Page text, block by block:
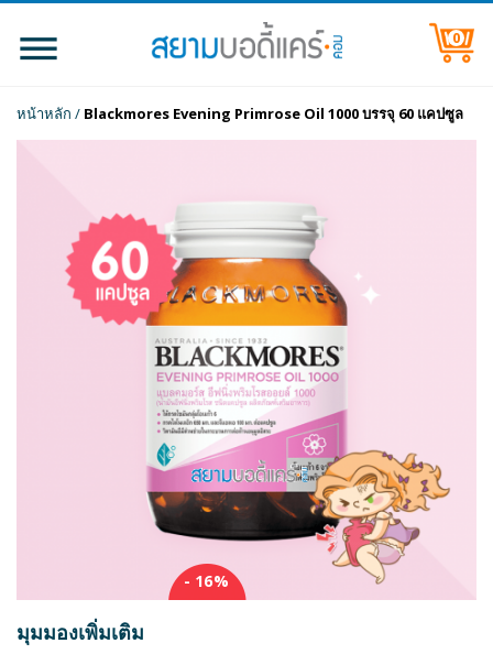
0
หน้าหลัก / Blackmores Evening Primrose Oil 1000 บรรจุ 60 แคปซูล
- 16%
มุมมองเพิ่มเติม